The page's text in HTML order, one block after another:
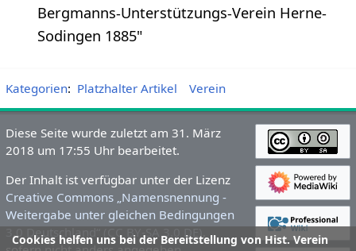
Bergmanns-Unterstützungs-Verein Herne-
Sodingen 1885"
Kategorien: Platzhalter Artikel Verein
Cookies helfen uns bei der Bereitstellung von Hist. Verein
Diese Seite wurde zuletzt am 31. März
2018 um 17:55 Uhr bearbeitet.
Der Inhalt ist verfügbar unter der Lizenz
Creative Commons „Namensnennung -
Weitergabe unter gleichen Bedingungen
3.0 Deutschland“ (CC BY-SA 3.0 DE)